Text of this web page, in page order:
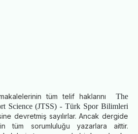
tüm telif haklarını
The
Science (JTSS) - Türk Spor Bilimleri
devretmiş sayılırlar. Ancak dergide
tüm sorumluluğu yazarlara aittir.